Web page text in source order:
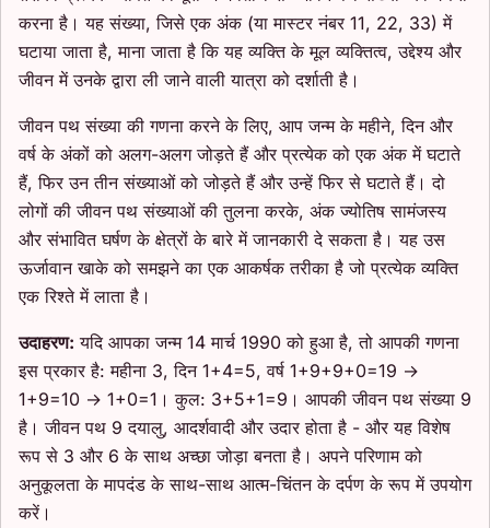
करना है। यह संख्या, जिसे एक अंक (या मास्टर नंबर 11, 22, 33) में
घटाया जाता है, माना जाता है कि यह व्यक्ति के मूल व्यक्तित्व, उद्देश्य और
जीवन में उनके द्वारा ली जाने वाली यात्रा को दर्शाती है।
जीवन पथ संख्या की गणना करने के लिए, आप जन्म के महीने, दिन और
वर्ष के अंकों को अलग-अलग जोड़ते हैं और प्रत्येक को एक अंक में घटाते
हैं, फिर उन तीन संख्याओं को जोड़ते हैं और उन्हें फिर से घटाते हैं। दो
लोगों की जीवन पथ संख्याओं की तुलना करके, अंक ज्योतिष सामंजस्य
और संभावित घर्षण के क्षेत्रों के बारे में जानकारी दे सकता है। यह उस
ऊर्जावान खाके को समझने का एक आकर्षक तरीका है जो प्रत्येक व्यक्ति
एक रिश्ते में लाता है।
उदाहरण: यदि आपका जन्म 14 मार्च 1990 को हुआ है, तो आपकी गणना
इस प्रकार है: महीना 3, दिन 1+4=5, वर्ष 1+9+9+0=19 →
1+9=10 → 1+0=1। कुल: 3+5+1=9। आपकी जीवन पथ संख्या 9
है। जीवन पथ 9 दयालु, आदर्शवादी और उदार होता है - और यह विशेष
रूप से 3 और 6 के साथ अच्छा जोड़ा बनता है। अपने परिणाम को
अनुकूलता के मापदंड के साथ-साथ आत्म-चिंतन के दर्पण के रूप में उपयोग
करें।